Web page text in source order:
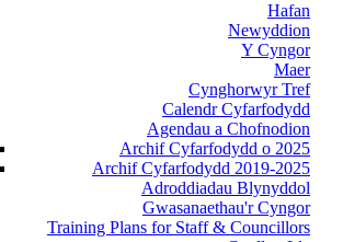
Hafan
Newyddion
Y Cyngor
Maer
Cynghorwyr Tref
Calendr Cyfarfodydd
Agendau a Chofnodion
Archif Cyfarfodydd o 2025
Archif Cyfarfodydd 2019-2025
Adroddiadau Blynyddol
Gwasanaethau'r Cyngor
Training Plans for Staff & Councillors